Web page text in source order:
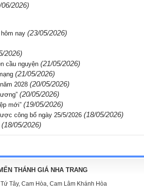
2026)
nay (23/05/2026)
2026)
cầu nguyện (21/05/2026)
(21/05/2026)
2028 (20/05/2026)
(20/05/2026)
mới” (19/05/2026)
công bố ngày 25/5/2026 (18/05/2026)
(18/05/2026)
THÁNH GIÁ NHA TRANG
Tây, Cam Hòa, Cam Lâm Khánh Hòa